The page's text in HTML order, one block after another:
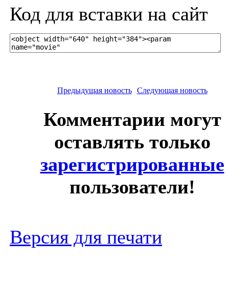
Код для вставки на сайт
Предыдущая новость Следующая новость
Комментарии могут
оставлять только
зарегистрированные
пользователи!
Версия для печати